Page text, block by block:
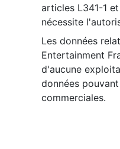
articles L341-1
nécessite
Les données
Entertainment
d'aucune
données
commerciales.